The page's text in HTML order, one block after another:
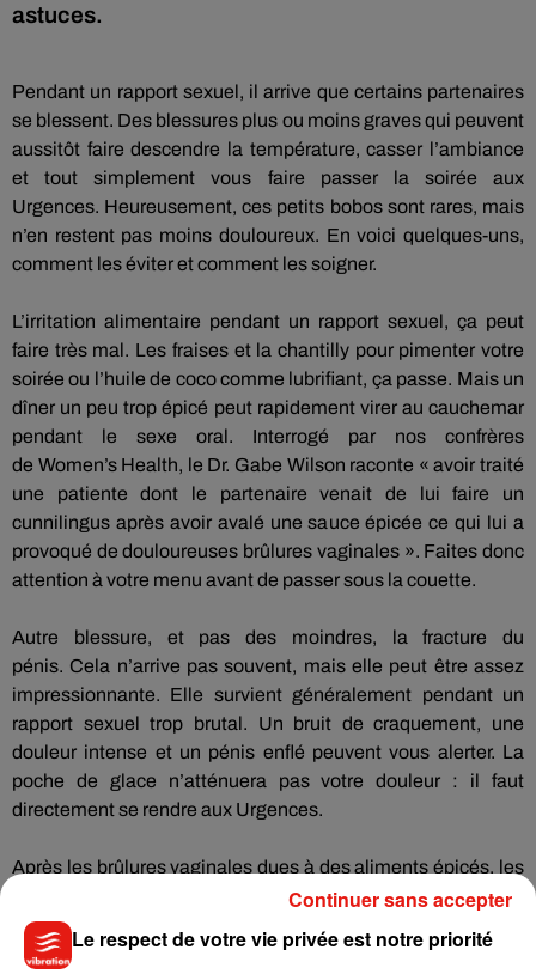
astuces.
Pendant un rapport sexuel, il arrive que certains partenaires
se blessent. Des blessures plus ou moins graves qui peuvent
aussitôt faire descendre la température, casser l’ambiance
et tout simplement vous faire passer la soirée aux
Urgences. Heureusement, ces petits bobos sont rares, mais
n’en restent pas moins douloureux. En voici quelques-uns,
comment les éviter et comment les soigner.
L’irritation alimentaire pendant un rapport sexuel, ça peut
faire très mal. Les fraises et la chantilly pour pimenter votre
soirée ou l’huile de coco comme lubrifiant, ça passe. Mais un
dîner un peu trop épicé peut rapidement virer au cauchemar
pendant le sexe oral.
Interrogé par nos confrères
de Women’s Health, le Dr. Gabe Wilson raconte « avoir traité
une patiente dont le partenaire venait de lui faire un
cunnilingus après avoir avalé une sauce épicée ce qui lui a
provoqué de douloureuses brûlures vaginales ». Faites donc
attention à votre menu avant de passer sous la couette.
Autre blessure, et pas des moindres, la fracture du
pénis. Cela n’arrive pas souvent, mais elle peut être assez
impressionnante. Elle survient généralement pendant un
rapport sexuel trop brutal.
Un bruit de craquement, une
douleur intense et un pénis enflé peuvent vous alerter. La
poche de glace n’atténuera pas votre douleur :
il
faut
directement se rendre aux Urgences.
Après les brûlures vaginales dues à des aliments épicés, les
brûlures corporelles provoquées par le frottement de
textiles
un rapport sexuel. Pour éviter ces désagréments, il est donc
Le respect de votre vie privée est notre priorité
Continuer sans accepter